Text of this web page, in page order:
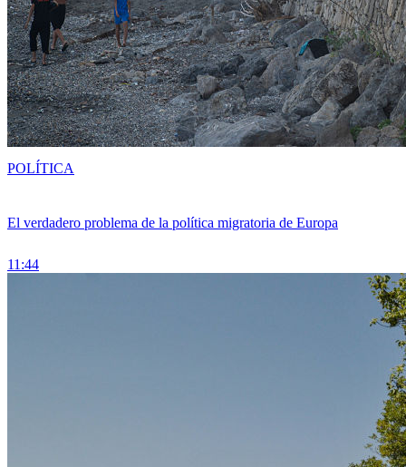
El verdadero problema de la política migratoria de Europa
11:44
POLÍTICA